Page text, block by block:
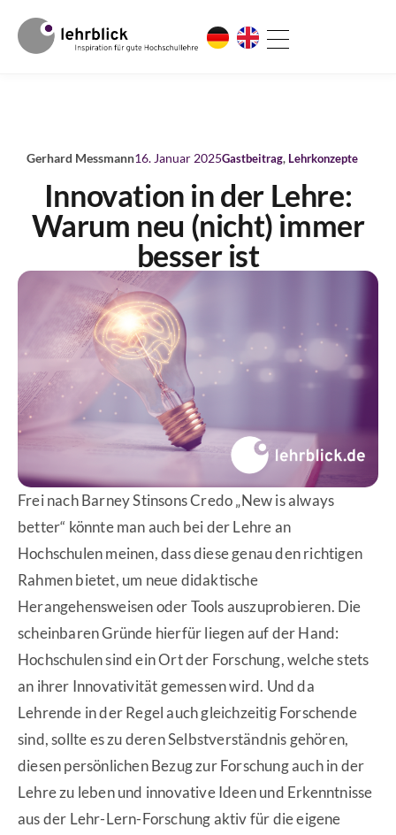
Gerhard Messmann16. Januar 2025Gastbeitrag, Lehrkonzepte
Innovation in der Lehre:
Warum neu (nicht) immer
besser ist
Frei nach Barney Stinsons Credo „New is always
better“ könnte man auch bei der Lehre an
Hochschulen meinen, dass diese genau den richtigen
Rahmen bietet, um neue didaktische
Herangehensweisen oder Tools auszuprobieren. Die
scheinbaren Gründe hierfür liegen auf der Hand:
Hochschulen sind ein Ort der Forschung, welche stets
an ihrer Innovativität gemessen wird. Und da
Lehrende in der Regel auch gleichzeitig Forschende
sind, sollte es zu deren Selbstverständnis gehören,
diesen persönlichen Bezug zur Forschung auch in der
Lehre zu leben und innovative Ideen und Erkenntnisse
aus der Lehr-Lern-Forschung aktiv für die eigene